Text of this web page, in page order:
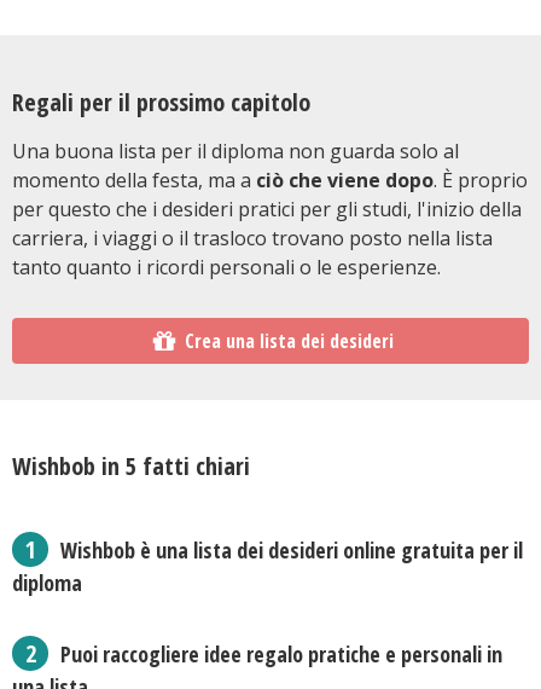
Regali per il prossimo capitolo
Una buona lista per il diploma non guarda solo al
momento della festa, ma a ciò che viene dopo. È proprio
per questo che i desideri pratici per gli studi, l'inizio della
carriera, i viaggi o il trasloco trovano posto nella lista
tanto quanto i ricordi personali o le esperienze.
Crea una lista dei desideri
Wishbob in 5 fatti chiari
Wishbob è una lista dei desideri online gratuita per il
diploma
Puoi raccogliere idee regalo pratiche e personali in